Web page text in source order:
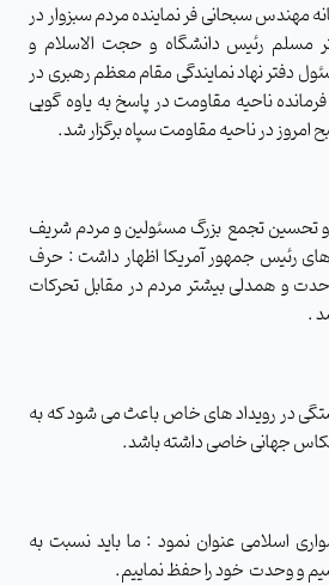
مهندس سبحانی فر نماینده مردم سبزوار در
مسلم رئیس دانشگاه و حجت الاسلام و
دفتر نهاد نمایندگی مقام معظم رهبری در
ناحیه مقاومت در پاسخ به یاوه گویی
در ناحیه مقاومت سپاه برگزار شد.
و تحسین تجمع بزرگ مسئولین و مردم شریف
های رئیس جمهور آمریکا اظهار داشت : حرف
و همدلی بیشتر مردم در مقابل تحرکات
.
در رویداد های خاص باعث می شود که به
جهانی خاصی داشته باشد.
اسلامی عنوان نمود : ما باید نسبت به
و وحدت خود را حفظ نماییم.